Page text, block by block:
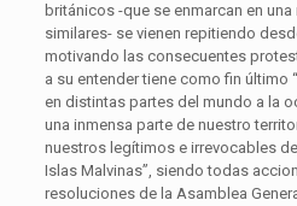
británicos -que se enmarcan en
similares- se vienen repitiendo
motivando las consecuentes
a su entender tiene como fin último
en distintas partes del mundo a la
una inmensa parte de nuestro
nuestros legítimos e irrevocables
Islas Malvinas”, siendo todas
resoluciones de la Asamblea